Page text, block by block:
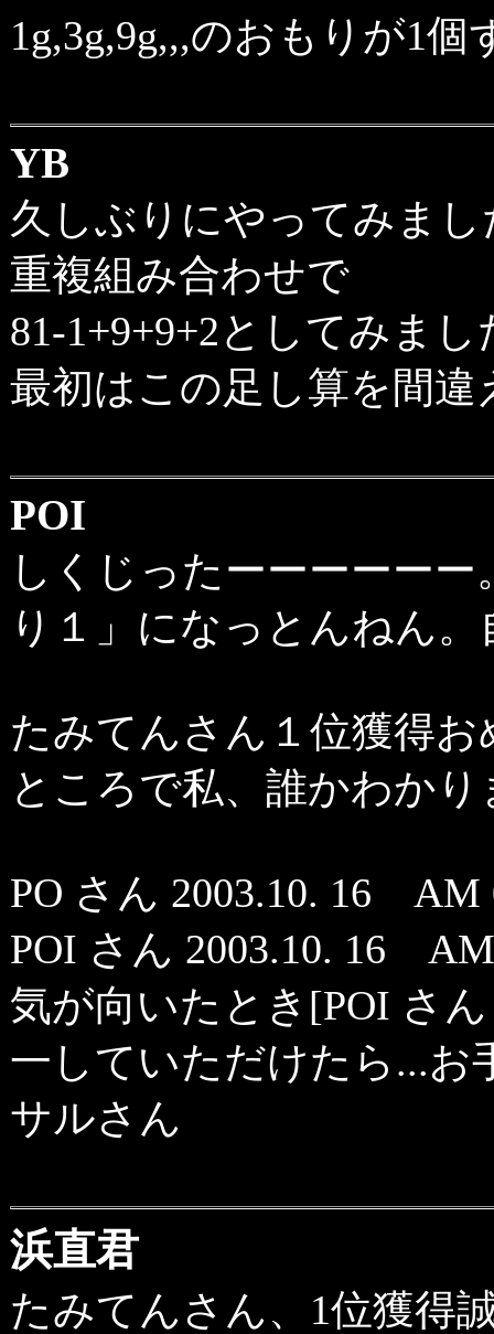
1g,3g,9g,,,のおもりが1
YB
久しぶりにやってみまし
重複組み合わせで
81-1+9+9+2としてみまし
最初はこの足し算を間
POI
しくじったーーーーー
り１」になっとんねん
たみてんさん１位獲得
ところで私、誰かわかり
PO さん 2003.10. 16
POI さん 2003.10. 16
気が向いたとき[POI さ
一していただけたら...お
サルさん
浜直君
たみてんさん、1位獲得